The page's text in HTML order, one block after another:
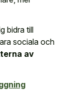
bidra till
sociala och
av